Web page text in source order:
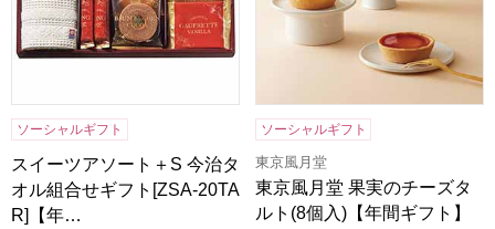
ソーシャルギフト
スイーツアソート＋S 今治タ
オル組合せギフト[ZSA-20TA
R]【年…
ソーシャルギフト
東京風月堂
東京風月堂 果実のチーズタ
ルト(8個入)【年間ギフト】